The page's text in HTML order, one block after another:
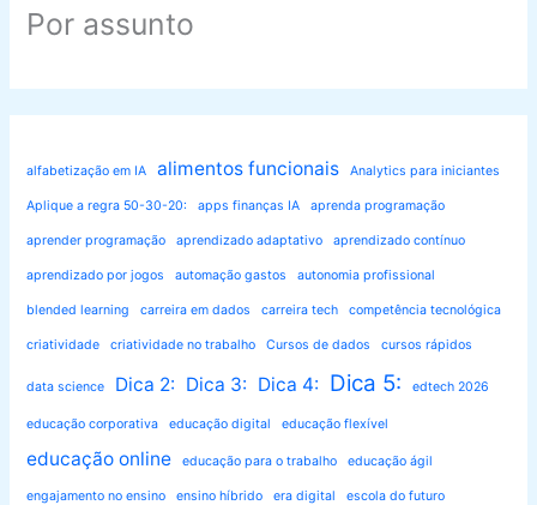
Por assunto
alfabetização em IA alimentos funcionais Analytics para iniciantes
Aplique a regra 50-30-20: apps finanças IA aprenda programação
aprender programação aprendizado adaptativo aprendizado contínuo
aprendizado por jogos automação gastos autonomia profissional
blended learning carreira em dados carreira tech competência tecnológica
criatividade criatividade no trabalho Cursos de dados cursos rápidos
data science Dica 2: Dica 3: Dica 4: Dica 5: edtech 2026
educação corporativa educação digital educação flexível
educação online educação para o trabalho educação ágil
engajamento no ensino ensino híbrido era digital escola do futuro